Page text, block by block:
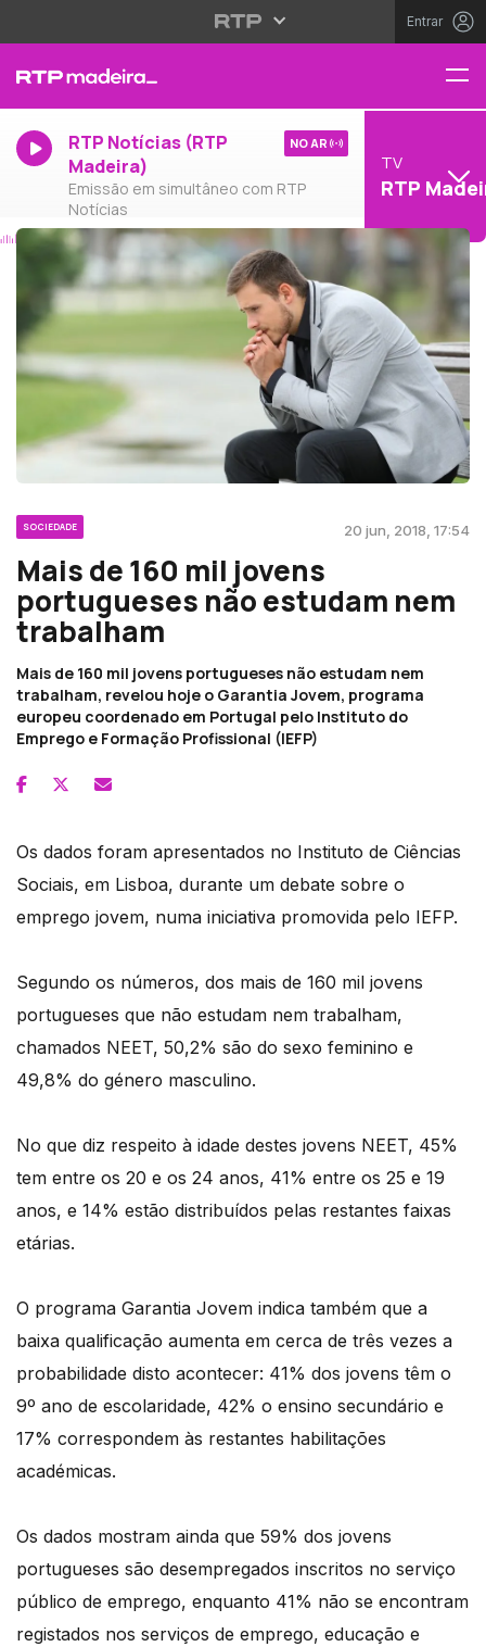
Entrar
RTP Notícias (RTP
Madeira)
Emissão em simultâneo com RTP
Notícias
NO AR
TV
RTP
SOCIEDADE 20 jun, 2018, 17:54
Mais de 160 mil jovens
portugueses não estudam nem
trabalham
Mais de 160 mil jovens portugueses não estudam nem
trabalham, revelou hoje o Garantia Jovem, programa
europeu coordenado em Portugal pelo Instituto do
Emprego e Formação Profissional (IEFP)
Os dados foram apresentados no Instituto de Ciências
Sociais, em Lisboa, durante um debate sobre o
emprego jovem, numa iniciativa promovida pelo IEFP.
Segundo os números, dos mais de 160 mil jovens
portugueses que não estudam nem trabalham,
chamados NEET, 50,2% são do sexo feminino e
49,8% do género masculino.
No que diz respeito à idade destes jovens NEET, 45%
tem entre os 20 e os 24 anos, 41% entre os 25 e 19
anos, e 14% estão distribuídos pelas restantes faixas
etárias.
O programa Garantia Jovem indica também que a
baixa qualificação aumenta em cerca de três vezes a
probabilidade disto acontecer: 41% dos jovens têm o
9º ano de escolaridade, 42% o ensino secundário e
17% correspondem às restantes habilitações
académicas.
Os dados mostram ainda que 59% dos jovens
portugueses são desempregados inscritos no serviço
público de emprego, enquanto 41% não se encontram
registados nos serviços de emprego, educação e